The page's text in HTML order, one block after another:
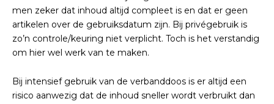
men zeker dat inhoud altijd compleet is en dat er geen
artikelen over de gebruiksdatum zijn. Bij privégebruik is
zo’n controle/keuring niet verplicht. Toch is het verstandig
om hier wel werk van te maken.
Bij intensief gebruik van de verbanddoos is er altijd een
risico aanwezig dat de inhoud sneller wordt verbruikt dan